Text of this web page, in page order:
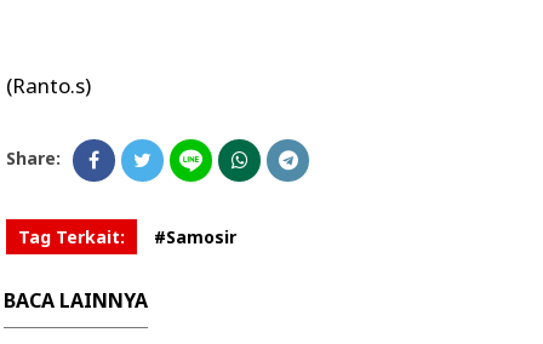
(Ranto.s)
Share:
Tag Terkait: #Samosir
BACA LAINNYA